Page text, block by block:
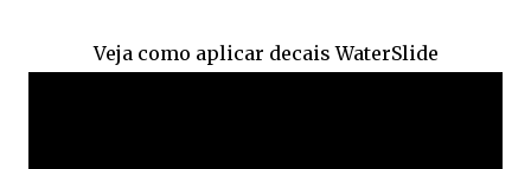
Veja como aplicar decais WaterSlide